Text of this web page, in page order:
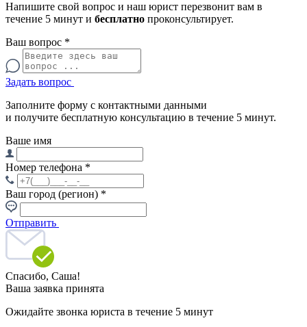
Напишите свой вопрос и наш юрист перезвонит вам в
течение 5 минут и бесплатно проконсультирует.
Ваш вопрос *
Задать вопрос
Заполните форму с контактными данными
и получите бесплатную консультацию в течение 5 минут.
Ваше имя
Номер телефона *
Ваш город (регион) *
Отправить
Спасибо, Саша!
Ваша заявка принята
Ожидайте звонка юриста в течение 5 минут